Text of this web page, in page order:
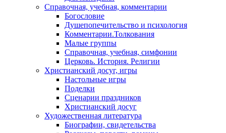
Справочная, учебная, комментарии
Богословие
Душепопечительство и психология
Комментарии.Толкования
Малые группы
Справочная, учебная, симфонии
Церковь. История. Религии
Христианский досуг, игры
Настольные игры
Поделки
Сценарии праздников
Христианский досуг
Художественная литература
Биографии, свидетельства